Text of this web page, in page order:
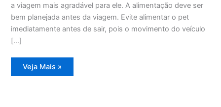
a viagem mais agradável para ele. A alimentação deve ser
bem planejada antes da viagem. Evite alimentar o pet
imediatamente antes de sair, pois o movimento do veículo
[…]
Viagem
com
Veja Mais »